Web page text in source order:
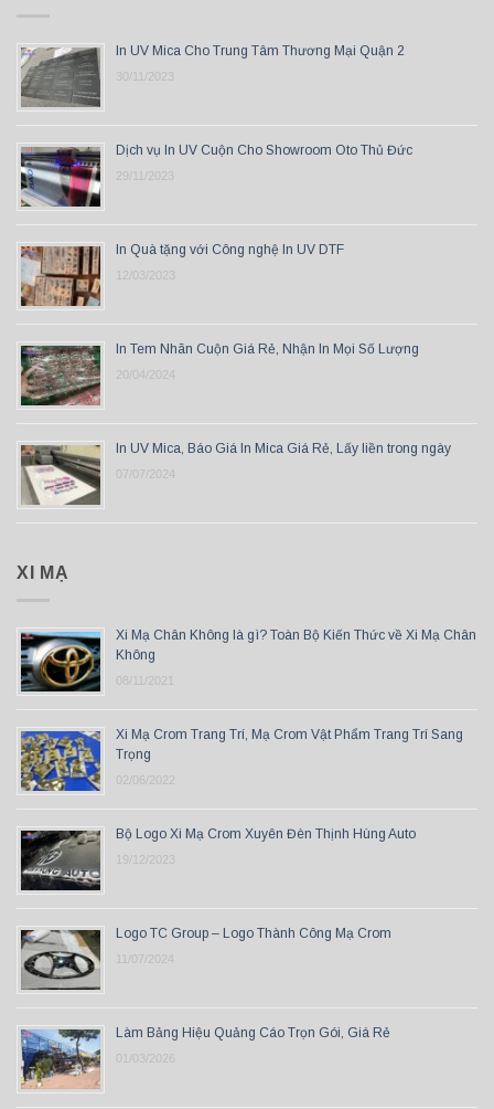
In UV Mica Cho Trung Tâm Thương Mại Quận 2
30/11/2023
Dịch vụ In UV Cuộn Cho Showroom Oto Thủ Đức
29/11/2023
In Quà tặng với Công nghệ In UV DTF
12/03/2023
In Tem Nhãn Cuộn Giá Rẻ, Nhận In Mọi Số Lượng
20/04/2024
In UV Mica, Báo Giá In Mica Giá Rẻ, Lấy liền trong ngày
07/07/2024
XI MẠ
Xi Mạ Chân Không là gì? Toàn Bộ Kiến Thức về Xi Mạ Chân
Không
08/11/2021
Xi Mạ Crom Trang Trí, Mạ Crom Vật Phẩm Trang Trí Sang
Trọng
02/06/2022
Bộ Logo Xi Mạ Crom Xuyên Đèn Thịnh Hùng Auto
19/12/2023
Logo TC Group – Logo Thành Công Mạ Crom
11/07/2024
Làm Bảng Hiệu Quảng Cáo Trọn Gói, Giá Rẻ
01/03/2026